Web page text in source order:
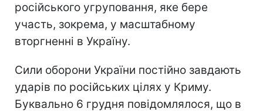
російського угруповання, яке бере
участь, зокрема, у масштабному
вторгненні в Україну.
Сили оборони України постійно завдають
ударів по російських цілях у Криму.
Буквально 6 грудня повідомлялося, що в